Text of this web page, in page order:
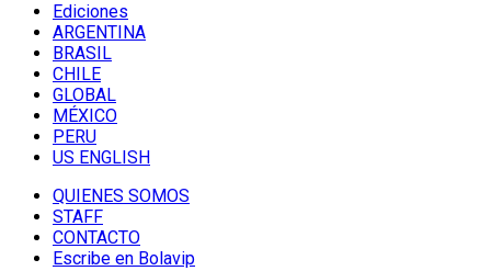
Ediciones
ARGENTINA
BRASIL
CHILE
GLOBAL
MÉXICO
PERU
US ENGLISH
QUIENES SOMOS
STAFF
CONTACTO
Escribe en Bolavip